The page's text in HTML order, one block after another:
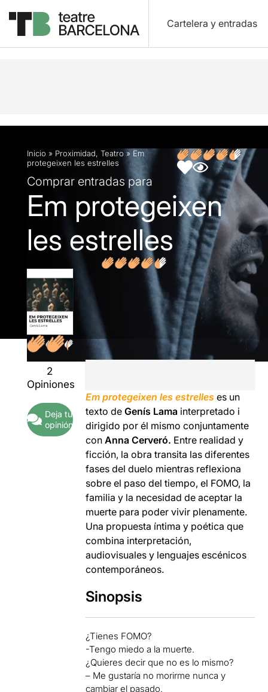
Cartelera y entradas
Descripción Ficha artística Fotos y vídeos
Inicio » Proximidad, Teatro » Em
protegeixen les estrelles
Comprar entradas para
Em protegeixen
les estrelles
2
Opiniones
Deja tu
opinión
Em protegeixen les estrelles es un
texto de Genís Lama interpretado i
dirigido por él mismo conjuntamente
conAnna Cerveró. Entre realidad y
ficción, la obra transita las diferentes
fases del duelo mientras reflexiona
sobre el paso del tiempo, el FOMO, la
familia y la necesidad de aceptar la
muerte para poder vivir plenamente.
Una propuesta íntima y poética que
combina interpretación,
audiovisuales y lenguajes escénicos
contemporáneos.
Sinopsis
¿Tienes FOMO?
-Tengo miedo a la muerte.
¿Quieres decir que no es lo mismo?
– Me gustaría no morirme nunca y
cambiar el pasado.